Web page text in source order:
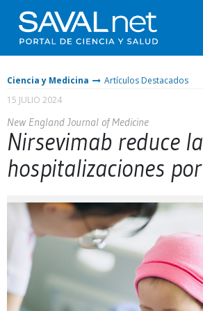
Ciencia y Medicina
Artículos Destacados
15 JULIO 2024
New England Journal of Medicine
Nirsevimab reduce
hospitalizaciones por